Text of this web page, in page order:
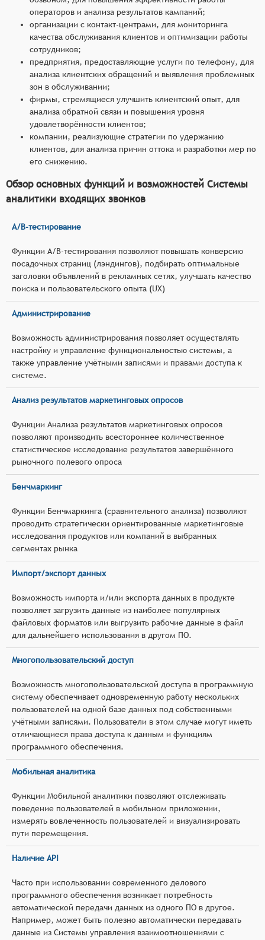
операторов и анализа результатов кампаний;
организации с контакт-центрами, для мониторинга
качества обслуживания клиентов и оптимизации работы
сотрудников;
предприятия, предоставляющие услуги по телефону, для
анализа клиентских обращений и выявления проблемных
зон в обслуживании;
фирмы, стремящиеся улучшить клиентский опыт, для
анализа обратной связи и повышения уровня
удовлетворённости клиентов;
компании, реализующие стратегии по удержанию
клиентов, для анализа причин оттока и разработки мер по
его снижению.
Обзор основных функций и возможностей Системы
аналитики входящих звонков
A/B-тестирование
Функции A/B-тестирования позволяют повышать конверсию
посадочных страниц (лэндингов), подбирать оптимальные
заголовки объявлений в рекламных сетях, улучшать качество
поиска и пользовательского опыта (UX)
Администрирование
Возможность администрирования позволяет осуществлять
настройку и управление функциональностью системы, а
также управление учётными записями и правами доступа к
системе.
Анализ результатов маркетинговых опросов
Функции Анализа результатов маркетинговых опросов
позволяют производить всестороннее количественное
статистическое исследование результатов завершённого
рыночного полевого опроса
Бенчмаркинг
Функции Бенчмаркинга (сравнительного анализа) позволяют
проводить стратегически ориентированные маркетинговые
исследования продуктов или компаний в выбранных
сегментах рынка
Импорт/экспорт данных
Возможность импорта и/или экспорта данных в продукте
позволяет загрузить данные из наиболее популярных
файловых форматов или выгрузить рабочие данные в файл
для дальнейшего использования в другом ПО.
Многопользовательский доступ
Возможность многопользовательской доступа в программную
систему обеспечивает одновременную работу нескольких
пользователей на одной базе данных под собственными
учётными записями. Пользователи в этом случае могут иметь
отличающиеся права доступа к данным и функциям
программного обеспечения.
Мобильная аналитика
Функции Мобильной аналитики позволяют отслеживать
поведение пользователей в мобильном приложении,
измерять вовлеченность пользователей и визуализировать
пути перемещения.
Наличие API
Часто при использовании современного делового
программного обеспечения возникает потребность
автоматической передачи данных из одного ПО в другое.
Например, может быть полезно автоматически передавать
данные из Системы управления взаимоотношениями с